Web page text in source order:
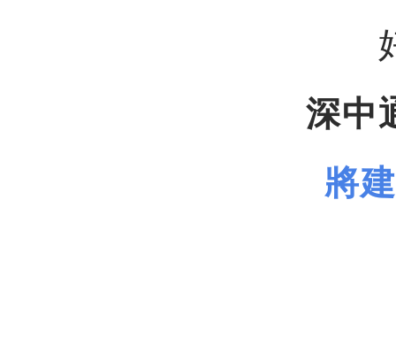
深中
將